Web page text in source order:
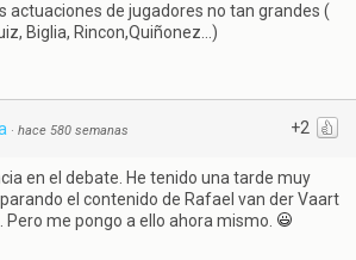
actuaciones de jugadores no tan grandes (
Biglia, Rincon,Quiñonez...)
+2
· hace 580 semanas
en el debate. He tenido una tarde muy
el contenido de Rafael van der Vaart
me pongo a ello ahora mismo.